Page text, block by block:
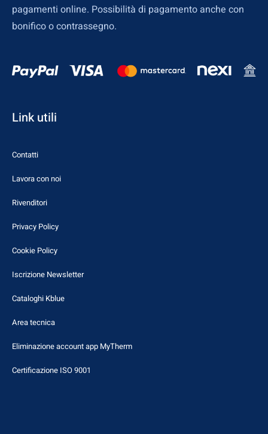
pagamenti online. Possibilità di pagamento anche con
bonifico o contrassegno.
Link utili
Contatti
Lavora con noi
Rivenditori
Privacy Policy
Cookie Policy
Iscrizione Newsletter
Cataloghi Kblue
Area tecnica
Eliminazione account app MyTherm
Certificazione ISO 9001